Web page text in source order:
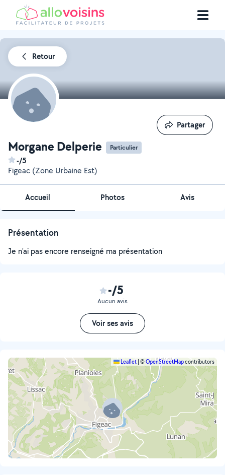
Retour
Morgane Delperie Particulier
-/5
Figeac (Zone Urbaine Est)
Partager
Partager
Accueil Photos Avis
Présentation
Je n'ai pas encore renseigné ma présentation
-/5
Aucun avis
Voir ses avis
Leaflet ©OpenStreetMapcontributors